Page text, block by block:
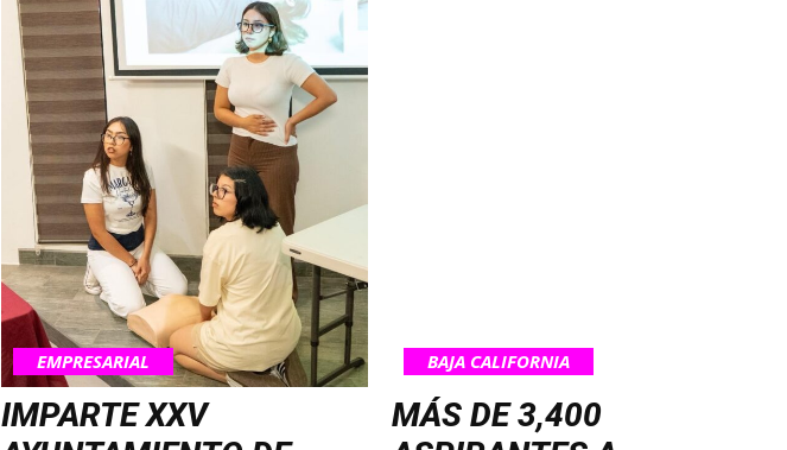
EMPRESARIAL
IMPARTE XXV
BAJA CALIFORNIA
MÁS DE 3,400